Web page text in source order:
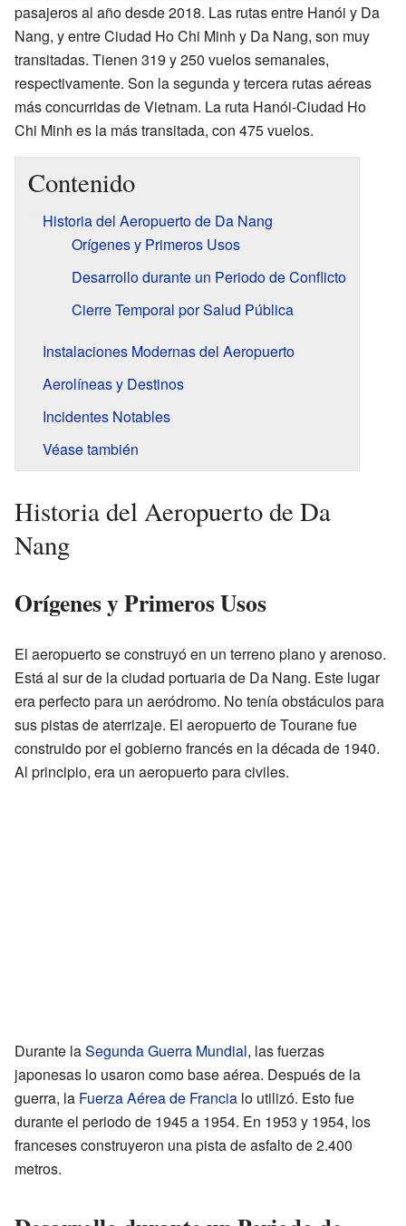
pasajeros al año desde 2018. Las rutas entre Hanói y Da
Nang, y entre Ciudad Ho Chi Minh y Da Nang, son muy
transitadas. Tienen 319 y 250 vuelos semanales,
respectivamente. Son la segunda y tercera rutas aéreas
más concurridas de Vietnam. La ruta Hanói-Ciudad Ho
Chi Minh es la más transitada, con 475 vuelos.
Contenido
Historia del Aeropuerto de Da Nang
Orígenes y Primeros Usos
Desarrollo durante un Periodo de Conflicto
Cierre Temporal por Salud Pública
Instalaciones Modernas del Aeropuerto
Aerolíneas y Destinos
Incidentes Notables
Véase también
Historia del Aeropuerto de Da
Nang
Orígenes y Primeros Usos
El aeropuerto se construyó en un terreno plano y arenoso.
Está al sur de la ciudad portuaria de Da Nang. Este lugar
era perfecto para un aeródromo. No tenía obstáculos para
sus pistas de aterrizaje. El aeropuerto de Tourane fue
construido por el gobierno francés en la década de 1940.
Al principio, era un aeropuerto para civiles.
Durante laSegunda Guerra Mundial, las fuerzas
japonesas lo usaron como base aérea. Después de la
guerra, la Fuerza Aérea de Francia lo utilizó. Esto fue
durante el periodo de 1945 a 1954. En 1953 y 1954, los
franceses construyeron una pista de asfalto de 2.400
metros.